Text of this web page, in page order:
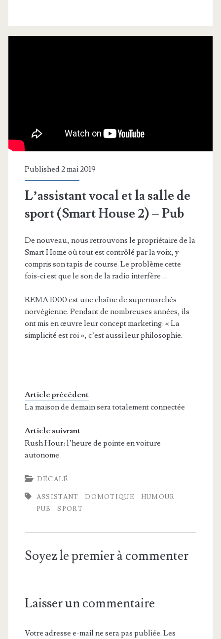
Published 2 mai 2019
L’assistant vocal et la salle de
sport (Smart House 2) – Pub
De nouveau, nous retrouvons le propriétaire de la
Smart Home où tout est contrôlé par la voix, y
compris son tapis de course. Le problème cette
fois-ci est que le son de la radio interfère …
REMA 1000 est une chaîne de supermarchés
norvégienne. Pendant de nombreuses années, ils
ont mis en œuvre leur concept marketing: « La
simplicité est roi », c’est aussi leur philosophie.
Article précédent
La maison de demain sera totalement connectée
Article suivrant
Rush Hour: l’heure de pointe en voiture
autonome
DÉCALÉ
ASSISTANT DOMOTIQUE
HUMOUR
PUB
SPORT
Soyez le premier à commenter
Laisser un commentaire
Votre adresse e-mail ne sera pas publiée. Les